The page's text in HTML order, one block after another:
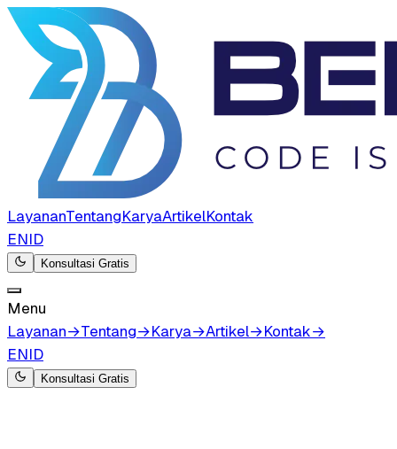
LayananTentangKaryaArtikelKontak
ENID
Konsultasi Gratis
Menu
Layanan→Tentang→Karya→Artikel→Kontak→
ENID
Konsultasi Gratis